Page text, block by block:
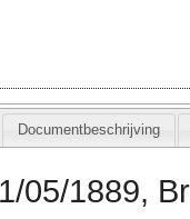
Documentbeschrijving
05/1889,